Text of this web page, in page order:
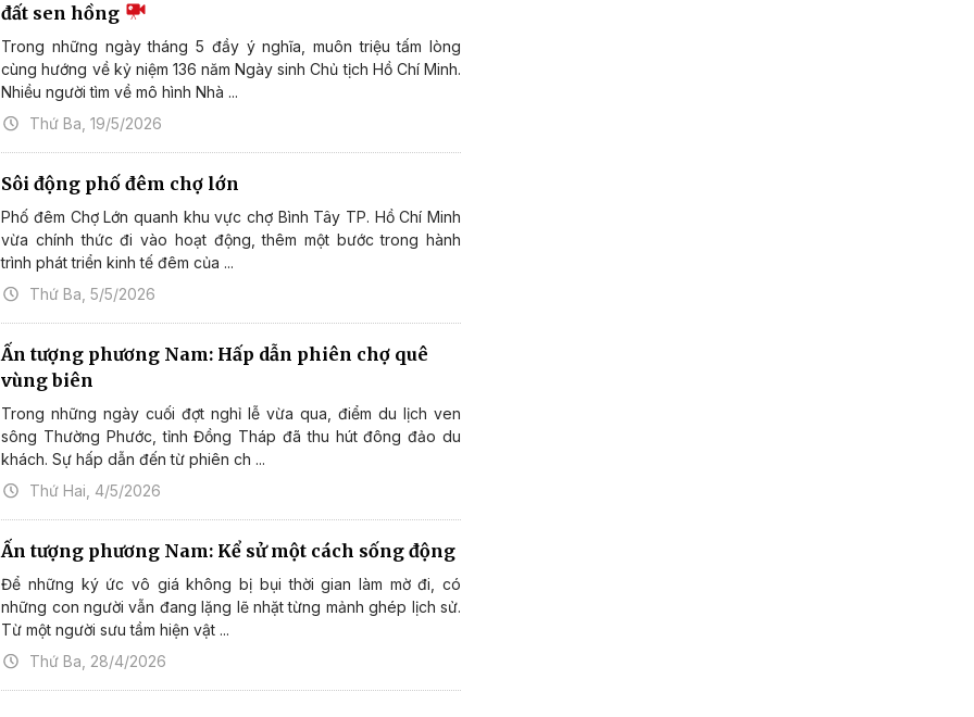
đất sen hồng
Trong những ngày tháng 5 đầy ý nghĩa, muôn triệu tấm lòng
cùng hướng về kỷ niệm 136 năm Ngày sinh Chủ tịch Hồ Chí Minh.
Nhiều người tìm về mô hình Nhà ...
Thứ Ba, 19/5/2026
Sôi động phố đêm chợ lớn
Phố đêm Chợ Lớn quanh khu vực chợ Bình Tây TP. Hồ Chí Minh
vừa chính thức đi vào hoạt động, thêm một bước trong hành
trình phát triển kinh tế đêm của ...
Thứ Ba, 5/5/2026
Ấn tượng phương Nam: Hấp dẫn phiên chợ quê
vùng biên
Trong những ngày cuối đợt nghỉ lễ vừa qua, điểm du lịch ven
sông Thường Phước, tỉnh Đồng Tháp đã thu hút đông đảo du
khách. Sự hấp dẫn đến từ phiên ch ...
Thứ Hai, 4/5/2026
Ấn tượng phương Nam: Kể sử một cách sống động
Để những ký ức vô giá không bị bụi thời gian làm mờ đi, có
những con người vẫn đang lặng lẽ nhặt từng mảnh ghép lịch sử.
Từ một người sưu tầm hiện vật ...
Thứ Ba, 28/4/2026